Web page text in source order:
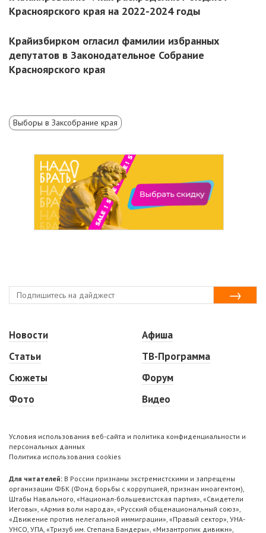
Красноярского края на 2022-2024 годы
Крайизбирком огласил фамилии избранных
депутатов в Законодательное Собрание
Красноярского края
Выборы в Заксобрание края
Новости
Статьи
Сюжеты
Фото
Афиша
ТВ-Программа
Форум
Видео
Условия использования веб-сайта и политика конфиденциальности и
персональных данных
Политика использования cookies
Для читателей: В России признаны экстремистскими и запрещены
организации ФБК (Фонд борьбы с коррупцией, признан иноагентом),
Штабы Навального, «Национал-большевистская партия», «Свидетели
Иеговы», «Армия воли народа», «Русский общенациональный союз»,
«Движение против нелегальной иммиграции», «Правый сектор», УНА-
УНСО, УПА, «Тризуб им. Степана Бандеры», «Мизантропик дивижн»,